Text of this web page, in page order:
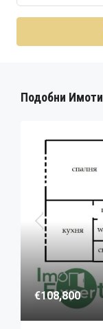
Подобни Имоти
€108,800